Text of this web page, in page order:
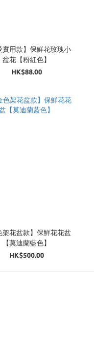
實用款】保鮮花玫瑰小
盆花【粉紅色】
HK$88.00
架花盆款】保鮮花花盆
【莫迪蘭藍色】
HK$500.00